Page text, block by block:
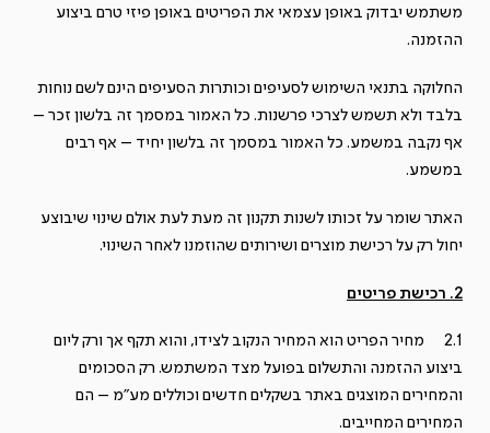
משתמש יבדוק באופן עצמאי את הפריטים באופן פיזי טרם ביצוע
ההזמנה.
החלוקה בתנאי השימוש לסעיפים וכותרות הסעיפים הינם לשם נוחות
בלבד ולא תשמש לצרכי פרשנות. כל האמור במסמך זה בלשון זכר –
אף נקבה במשמע. כל האמור במסמך זה בלשון יחיד – אף רבים
במשמע.
האתר שומר על זכותו לשנות תקנון זה מעת לעת אולם שינוי שיבוצע
יחול רק על רכישת מוצרים ושירותים שהוזמנו לאחר השינוי.
2. רכישת פריטים
2.1 מחיר הפריט הוא המחיר הנקוב לצידו, והוא תקף אך ורק ליום
ביצוע ההזמנה והתשלום בפועל מצד המשתמש. רק הסכומים
והמחירים המוצגים באתר בשקלים חדשים וכוללים מע"מ – הם
המחירים המחייבים.